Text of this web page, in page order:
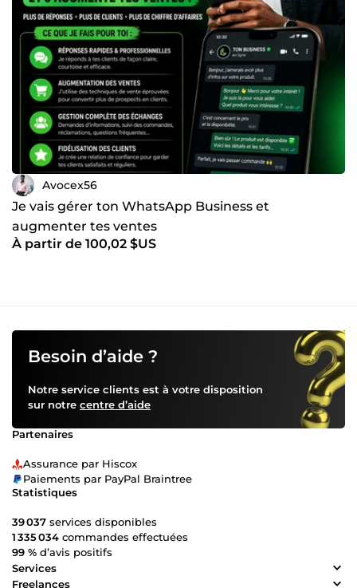
Avocex56
Je vais gérer ton WhatsApp Business et
augmenter tes ventes
À partir de 100,02 $US
Besoin d’aide ?
Notre service clients est à votre disposition
sur notre centre d’aide
Partenaires
Assurance par Hiscox
Paiements par PayPal Braintree
Statistiques
39 037 services disponibles
1 335 034 commandes effectuées
99 % d’avis positifs
Services
Freelances